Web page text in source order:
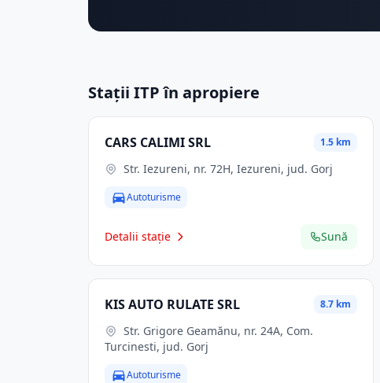
Stații ITP în apropiere
CARS CALIMI SRL 1.5 km
Str. Iezureni, nr. 72H, Iezureni, jud. Gorj
Autoturisme
Detalii stație Sună
KIS AUTO RULATE SRL 8.7 km
Turcinesti, jud. Gorj
Autoturisme